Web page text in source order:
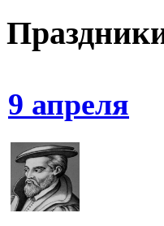
9 апреля